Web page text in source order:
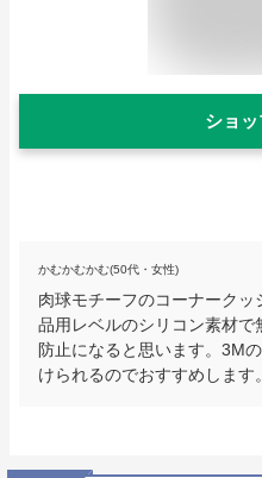
ショ
かむかむかむ(50代・女性)
肉球モチーフのコーナーク
品用レベルのシリコン素材
防止になると思います。3M
けられるのでおすすめします。